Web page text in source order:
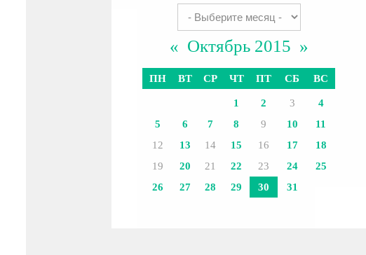
« Октябрь 2015 »
ПН ВТ СР ЧТ ПТ СБ ВС
1 2 3
4
5
6 7 8 9 10
11
12
13 14 15 16 17
18
19
20 21 22 23 24
25
26
27 28 29 30 31